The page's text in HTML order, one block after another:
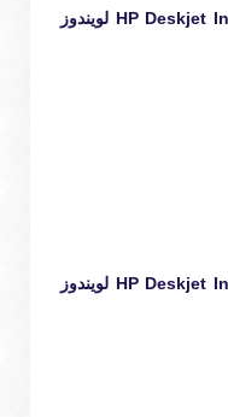
تعريف طابعة HP Deskjet Ink Advantage 3777 لويندوز
تعريف طابعة HP Deskjet Ink Advantage 3777 لويندوز